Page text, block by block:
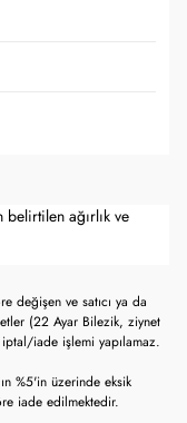
ağırlık ve
değişen ve satıcı ya da
(22 Ayar Bilezik, ziynet
iade işlemi yapılamaz.
%5'in üzerinde eksik
iade edilmektedir.